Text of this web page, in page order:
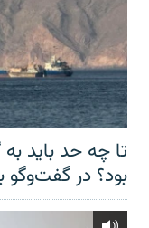
تا چه حد باید
بود؟ در گفت‌وگو